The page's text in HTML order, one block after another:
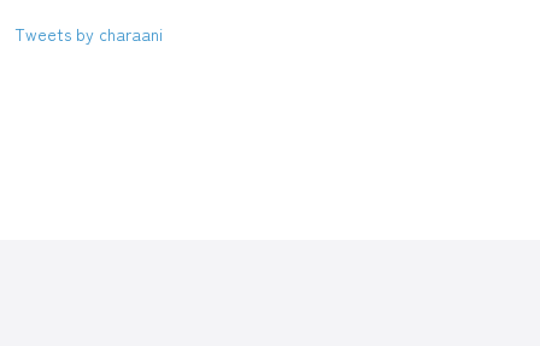
Tweets by charaani